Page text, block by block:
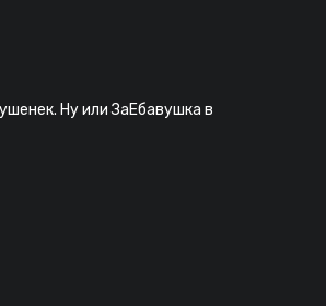
Ну или ЗаЕбавушка в